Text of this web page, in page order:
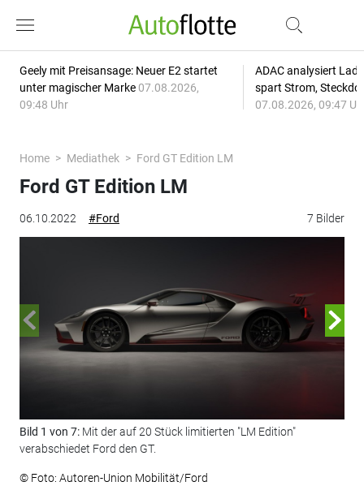
Geely mit Preisansage: Neuer E2 startet
unter magischer Marke 07.08.2026,
09:48 Uhr
ADAC analysiert
spart Strom,
07.08.2026, 09:47
Home Mediathek Ford GT Edition LM
06.10.2022 #Ford 7 Bilder
Ford GT Edition LM
Bild 1 von 7: Mit der auf 20 Stück limitierten "LM Edition"
verabschiedet Ford den GT.
© Foto: Autoren-Union Mobilität/Ford